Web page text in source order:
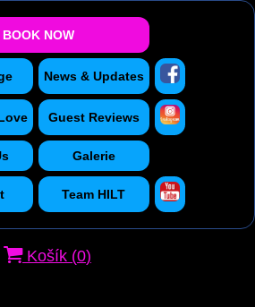
BOOK NOW
News & Updates
Guest Reviews
Galerie
Team HILT
Košík (0)